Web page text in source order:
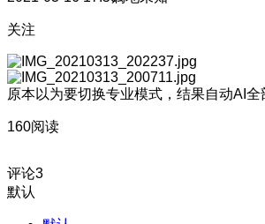
关注
原本以为要切换专业模式，结果自动AI全
160阅读
评论3
默认